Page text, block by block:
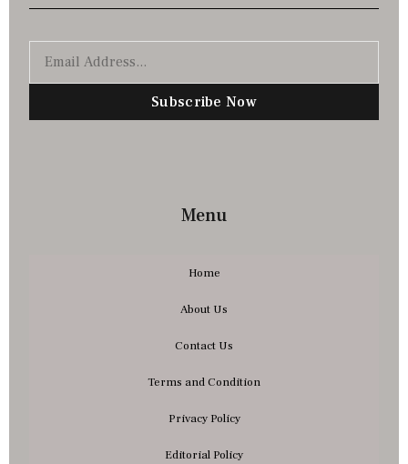
Subscribe Now
Menu
Home
About Us
Contact Us
Terms and Condition
Privacy Policy
Editorial Policy